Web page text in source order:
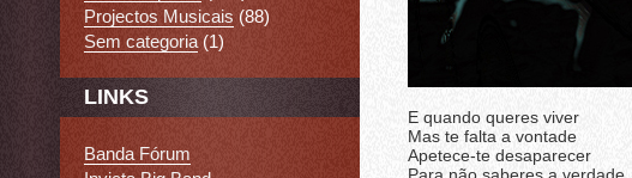
E quando queres viver
Mas te falta a vontade
Apetece-te desaparecer
Projectos Musicais (88)
Sem categoria (1)
LINKS
Banda Fórum